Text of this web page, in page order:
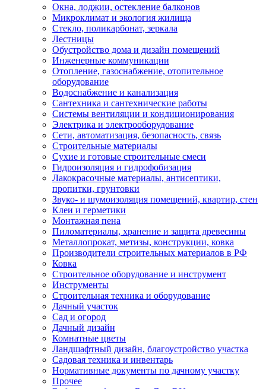
Окна, лоджии, остекление балконов
Микроклимат и экология жилища
Стекло, поликарбонат, зеркала
Лестницы
Обустройство дома и дизайн помещений
Инженерные коммуникации
Отопление, газоснабжение, отопительное
оборудование
Водоснабжение и канализация
Сантехника и сантехнические работы
Системы вентиляции и кондиционирования
Электрика и электрооборудование
Сети, автоматизация, безопасность, связь
Строительные материалы
Сухие и готовые строительные смеси
Гидроизоляция и гидрофобизация
Лакокрасочные материалы, антисептики,
пропитки, грунтовки
Звуко- и шумоизоляция помещений, квартир, стен
Клеи и герметики
Монтажная пена
Пиломатериалы, хранение и защита древесины
Металлопрокат, метизы, конструкции, ковка
Производители строительных материалов в РФ
Ковка
Строительное оборудование и инструмент
Инструменты
Строительная техника и оборудование
Дачный участок
Сад и огород
Дачный дизайн
Комнатные цветы
Ландшафтный дизайн, благоустройство участка
Садовая техника и инвентарь
Нормативные документы по дачному участку
Прочее